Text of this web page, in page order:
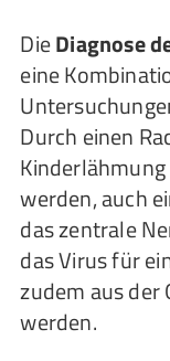
DieDiagnose
eine
Durch einen
werden, auch
das zentrale
das Virus für
zudem aus
werden.